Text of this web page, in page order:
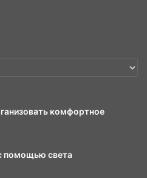
комфортное
помощью света